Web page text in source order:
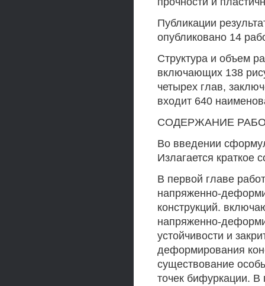
Публикации
опубликовано 14
Структура и объем
включающих 138
четырех глав,
входит 640
СОДЕРЖАНИЕ
Во введении
Излагается краткое
В первой главе
напряженно-
конструкций.
напряженно-
устойчивости и
деформирования
существование
точек бифуркации. В